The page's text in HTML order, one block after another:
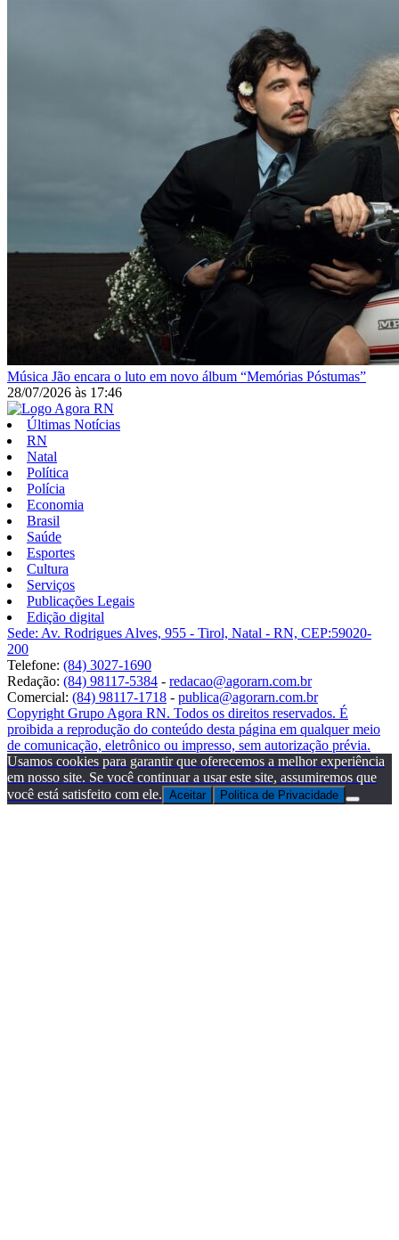
Música Jão encara o luto em novo álbum “Memórias Póstumas”
28/07/2026 às 17:46
Últimas Notícias
RN
Natal
Política
Polícia
Economia
Brasil
Saúde
Esportes
Cultura
Serviços
Publicações Legais
Edição digital
Sede: Av. Rodrigues Alves, 955 - Tirol, Natal - RN, CEP:59020-
200
Telefone: (84) 3027-1690
Redação: (84) 98117-5384 - redacao@agorarn.com.br
Comercial: (84) 98117-1718 - publica@agorarn.com.br
Copyright Grupo Agora RN. Todos os direitos reservados. É
proibida a reprodução do conteúdo desta página em qualquer meio
de comunicação, eletrônico ou impresso, sem autorização prévia.
Usamos cookies para garantir que oferecemos a melhor experiência
em nosso site. Se você continuar a usar este site, assumiremos que
você está satisfeito com ele. Aceitar Politica de Privacidade